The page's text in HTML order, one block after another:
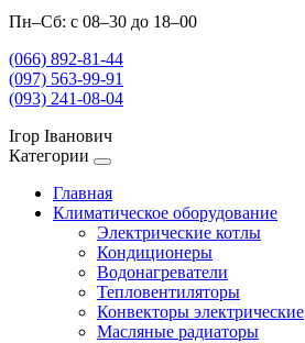
Пн–Сб: с 08–30 до 18–00
(066) 892-81-44
(097) 563-99-91
(093) 241-08-04
Ігор Іванович
Категории
Главная
Климатическое оборудование
Электрические котлы
Кондиционеры
Водонагреватели
Тепловентиляторы
Конвекторы электрические
Масляные радиаторы